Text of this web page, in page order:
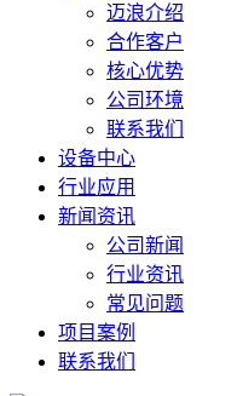
迈浪介绍
合作客户
核心优势
公司环境
联系我们
设备中心
行业应用
新闻资讯
公司新闻
行业资讯
常见问题
项目案例
联系我们